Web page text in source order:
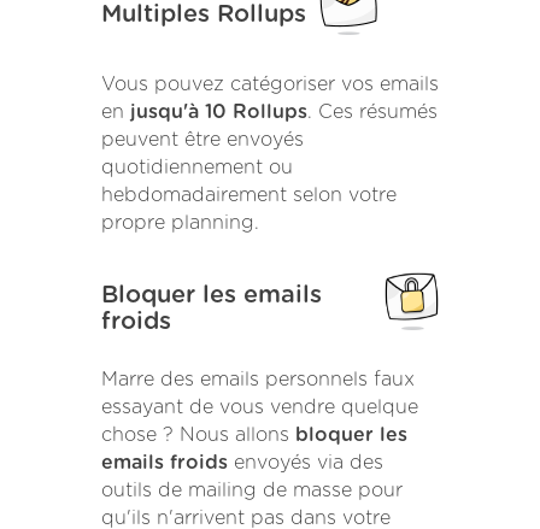
Multiples Rollups
Vous pouvez catégoriser vos emails
en jusqu'à 10 Rollups. Ces résumés
peuvent être envoyés
quotidiennement ou
hebdomadairement selon votre
propre planning.
Bloquer les emails
froids
Marre des emails personnels faux
essayant de vous vendre quelque
chose ? Nous allons bloquer les
emails froids envoyés via des
outils de mailing de masse pour
qu'ils n'arrivent pas dans votre